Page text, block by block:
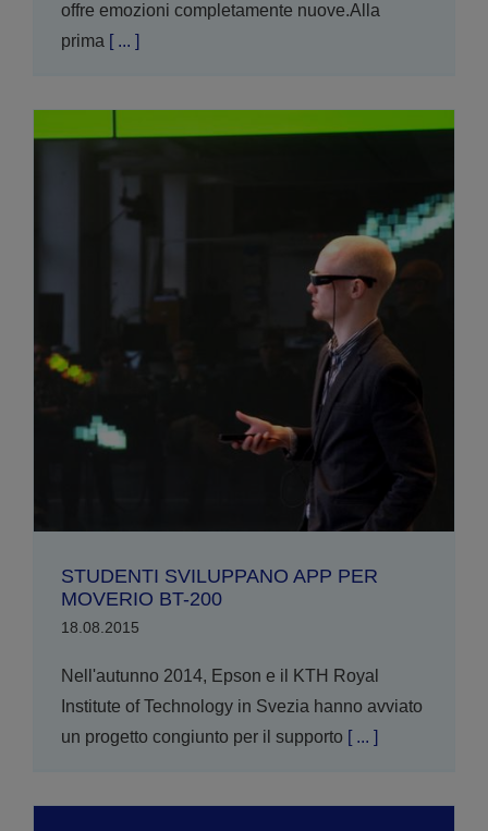
offre emozioni completamente nuove.Alla
prima [ ... ]
STUDENTI SVILUPPANO APP PER
MOVERIO BT-200
18.08.2015
Nell'autunno 2014, Epson e il KTH Royal
Institute of Technology in Svezia hanno avviato
un progetto congiunto per il supporto [ ... ]